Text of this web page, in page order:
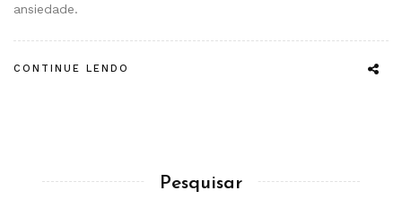
ansiedade.
CONTINUE LENDO
Pesquisar